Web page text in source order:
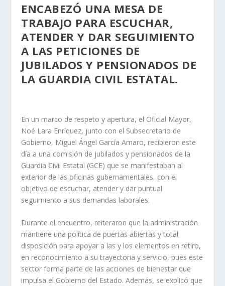
ENCABEZÓ UNA MESA DE
TRABAJO PARA ESCUCHAR,
ATENDER Y DAR SEGUIMIENTO
A LAS PETICIONES DE
JUBILADOS Y PENSIONADOS DE
LA GUARDIA CIVIL ESTATAL.
En un marco de respeto y apertura, el Oficial Mayor,
Noé Lara Enríquez, junto con el Subsecretario de
Gobierno, Miguel Ángel García Amaro, recibieron este
día a una comisión de jubilados y pensionados de la
Guardia Civil Estatal (GCE) que se manifestaban al
exterior de las oficinas gubernamentales, con el
objetivo de escuchar, atender y dar puntual
seguimiento a sus demandas laborales.
Durante el encuentro, reiteraron que la administración
mantiene una política de puertas abiertas y total
disposición para apoyar a las y los elementos en retiro,
en reconocimiento a su trayectoria y servicio, pues este
sector forma parte de las acciones de bienestar que
impulsa el Gobierno del Estado. Además, se explicó que